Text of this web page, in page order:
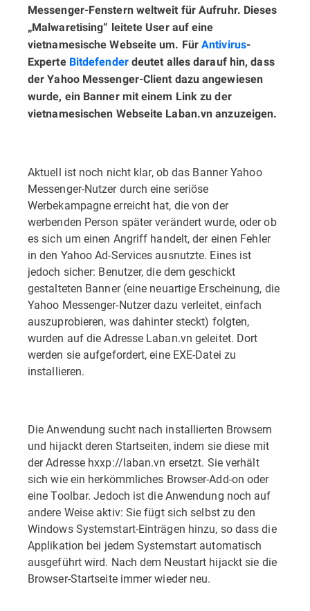
Messenger-Fenstern weltweit für Aufruhr. Dieses
„Malwaretising“ leitete User auf eine
vietnamesische Webseite um. FürAntivirus-
Experte Bitdefenderdeutet alles darauf hin, dass
der Yahoo Messenger-Client dazu angewiesen
wurde, ein Banner mit einem Link zu der
vietnamesischen Webseite Laban.vn anzuzeigen.
Aktuell ist noch nicht klar, ob das Banner Yahoo
Messenger-Nutzer durch eine seriöse
Werbekampagne erreicht hat, die von der
werbenden Person später verändert wurde, oder ob
es sich um einen Angriff handelt, der einen Fehler
in den Yahoo Ad-Services ausnutzte. Eines ist
jedoch sicher: Benutzer, die dem geschickt
gestalteten Banner (eine neuartige Erscheinung, die
Yahoo Messenger-Nutzer dazu verleitet, einfach
auszuprobieren, was dahinter steckt) folgten,
wurden auf die Adresse Laban.vn geleitet. Dort
werden sie aufgefordert, eine EXE-Datei zu
installieren.
Die Anwendung sucht nach installierten Browsern
und hijackt deren Startseiten, indem sie diese mit
der Adresse hxxp://laban.vn ersetzt. Sie verhält
sich wie ein herkömmliches Browser-Add-on oder
eine Toolbar. Jedoch ist die Anwendung noch auf
andere Weise aktiv: Sie fügt sich selbst zu den
Windows Systemstart-Einträgen hinzu, so dass die
Applikation bei jedem Systemstart automatisch
ausgeführt wird. Nach dem Neustart hijackt sie die
Browser-Startseite immer wieder neu.